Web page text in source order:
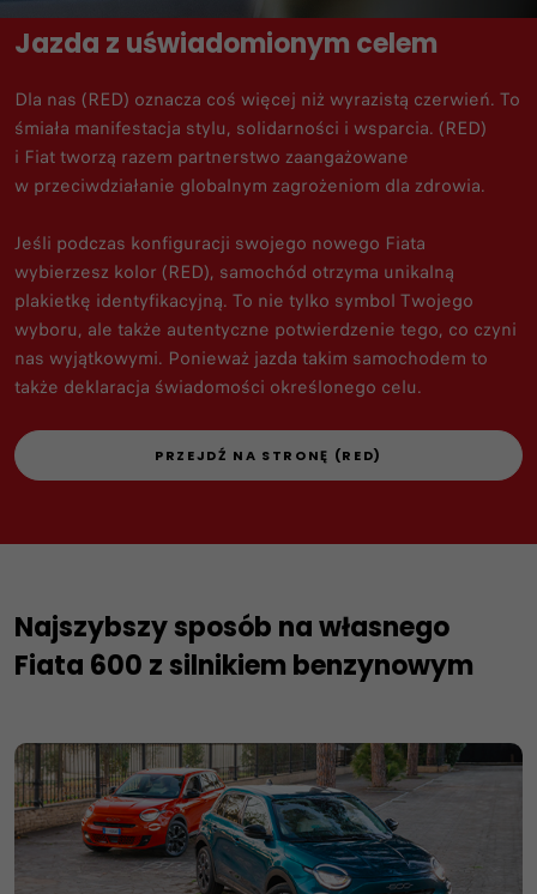
Jazda z uświadomionym celem
Dla nas (RED) oznacza coś więcej niż wyrazistą czerwień. To
śmiała manifestacja stylu, solidarności i wsparcia. (RED)
i Fiat tworzą razem partnerstwo zaangażowane
w przeciwdziałanie globalnym zagrożeniom dla zdrowia.​
Jeśli podczas konfiguracji swojego nowego Fiata
wybierzesz kolor (RED), samochód otrzyma unikalną
plakietkę identyfikacyjną. To nie tylko symbol Twojego
wyboru, ale także autentyczne potwierdzenie tego, co czyni
nas wyjątkowymi. Ponieważ jazda takim samochodem to
także deklaracja świadomości określonego celu.
PRZEJDŹ NA STRONĘ (RED)
Najszybszy sposób na własnego
Fiata 600 z silnikiem benzynowym